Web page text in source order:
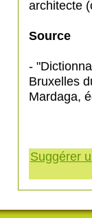
architecte
Source
-
Bruxelles
Mardaga,
Suggérer